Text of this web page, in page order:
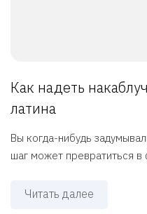
Как надеть
латина
Вы когда-нибудь
шаг может превратиться в
Читать далее